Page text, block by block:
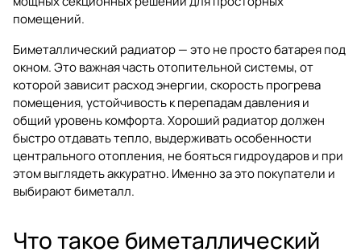
помещений.
Биметаллический радиатор — это не просто батарея под
окном. Это важная часть отопительной системы, от
которой зависит расход энергии, скорость прогрева
помещения, устойчивость к перепадам давления и
общий уровень комфорта. Хороший радиатор должен
быстро отдавать тепло, выдерживать особенности
центрального отопления, не бояться гидроударов и при
этом выглядеть аккуратно. Именно за это покупатели и
выбирают биметалл.
Что такое биметаллический